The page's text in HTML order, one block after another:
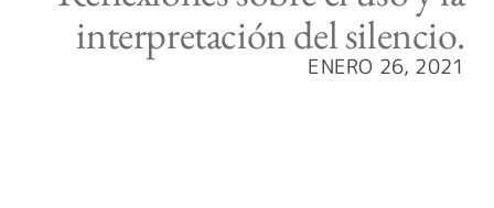
interpretación del silencio.
ENERO 26, 2021